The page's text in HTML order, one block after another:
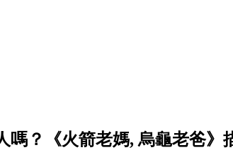
嗎？《火箭老媽, 烏龜老爸》